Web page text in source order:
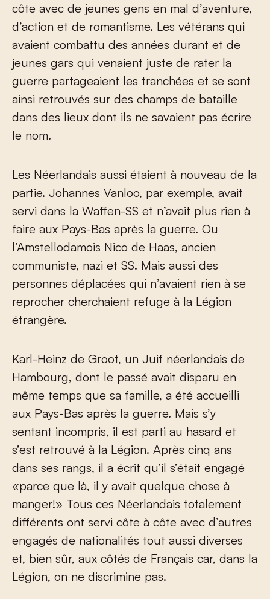
côte avec de jeunes gens en mal d’aventure,
d’action et de romantisme. Les vétérans qui
avaient combattu des années durant et de
jeunes gars qui venaient juste de rater la
guerre partageaient les tranchées et se sont
ainsi retrouvés sur des champs de bataille
dans des lieux dont ils ne savaient pas écrire
le nom.
Les Néerlandais aussi étaient à nouveau de la
partie. Johannes Vanloo, par exemple, avait
servi dans la Waffen-SS et n’avait plus rien à
faire aux Pays-Bas après la guerre. Ou
l’Amstellodamois Nico de Haas, ancien
communiste, nazi et SS. Mais aussi des
personnes déplacées qui n’avaient rien à se
reprocher cherchaient refuge à la Légion
étrangère.
Karl-Heinz de Groot, un Juif néerlandais de
Hambourg, dont le passé avait disparu en
même temps que sa famille, a été accueilli
aux Pays-Bas après la guerre. Mais s’y
sentant incompris, il est parti au hasard et
s’est retrouvé à la Légion. Après cinq ans
dans ses rangs, il a écrit qu’il s’était engagé
«parce que là, il y avait quelque chose à
manger!» Tous ces Néerlandais totalement
différents ont servi côte à côte avec d’autres
engagés de nationalités tout aussi diverses
et, bien sûr, aux côtés de Français car, dans la
Légion, on ne discrimine pas.